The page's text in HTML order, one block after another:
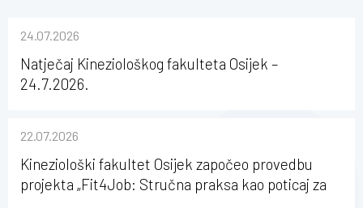
24.07.2026
Natječaj Kineziološkog fakulteta Osijek –
24.7.2026.
22.07.2026
Kineziološki fakultet Osijek započeo provedbu
projekta „Fit4Job: Stručna praksa kao poticaj za